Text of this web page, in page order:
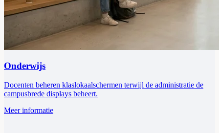
Onderwijs
Docenten beheren klaslokaalschermen terwijl de administratie de
campusbrede displays beheert.
Meer informatie